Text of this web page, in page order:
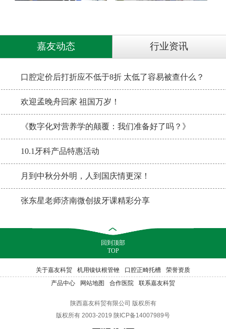
嘉友动态 行业资讯
口腔定价后打折应不低于8折 太低了容易被查什么？
欢迎孟晚舟回家 祖国万岁！
《数字化对营养学的颠覆：我们准备好了吗？》
10.1牙科产品特惠活动
月到中秋分外明，人到国庆情更深！
张东星老师济南微创拔牙课精彩分享
回到顶部
TOP
关于嘉友科贸 机用镍钛根管锉 口腔正畸托槽
荣誉资质
产品中心
网站地图 合作医院 联系嘉友科贸
陕西嘉友科贸有限公司 版权所有
版权所有 2003-2019 陕ICP备14007989号